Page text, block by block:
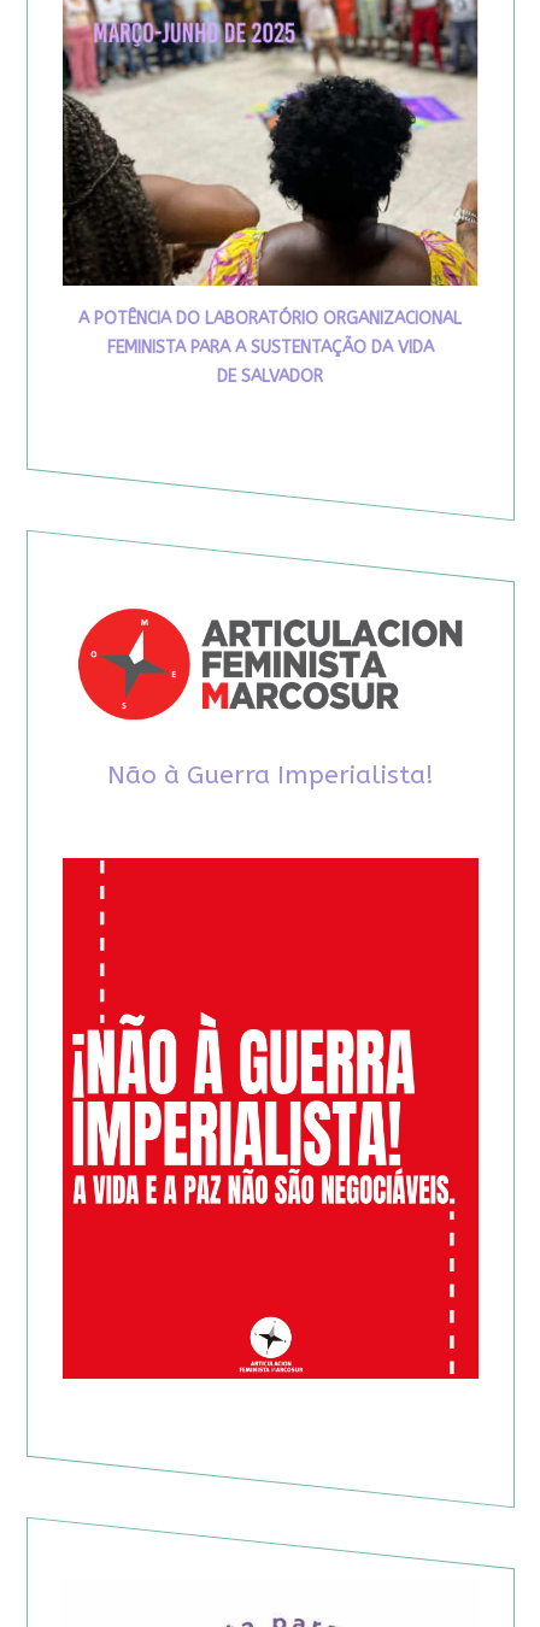
A POTÊNCIA DO LABORATÓRIO ORGANIZACIONAL
FEMINISTA PARA A SUSTENTAÇÃO DA VIDA
DE SALVADOR
Não à Guerra Imperialista!